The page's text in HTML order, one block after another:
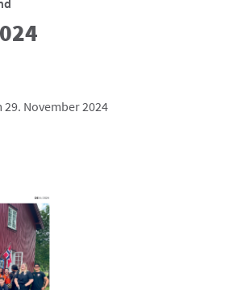
November 2024